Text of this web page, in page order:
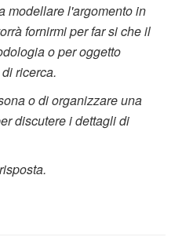
modellare l'argomento in
fornirmi per far si che il
o per oggetto
ricerca.
o di organizzare una
discutere i dettagli di